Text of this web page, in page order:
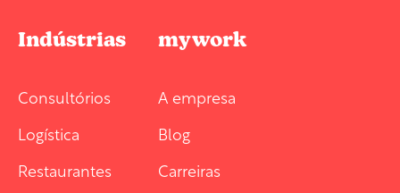
Indústrias
Consultórios
Logística
Restaurantes
mywork
A empresa
Blog
Carreiras